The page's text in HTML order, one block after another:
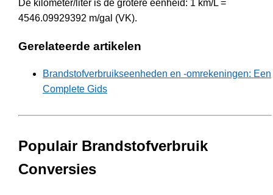
De kilometer/liter is de grotere eenheid: 1 km/L =
4546.09929392 m/gal (VK).
Gerelateerde artikelen
Brandstofverbruikseenheden en -omrekeningen: Een
Complete Gids
Populair Brandstofverbruik
Conversies